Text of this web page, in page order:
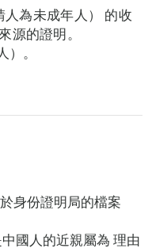
為未成年人） 的收
源的證明。
。
身份證明局的檔案
國人的近親屬為 理由